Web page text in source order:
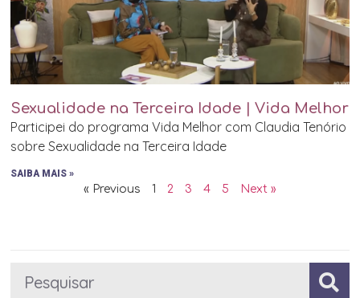
Sexualidade na Terceira Idade | Vida Melhor
Participei do programa Vida Melhor com Claudia Tenório
sobre Sexualidade na Terceira Idade
SAIBA MAIS »
« Previous 1 2 3 4 5 Next »